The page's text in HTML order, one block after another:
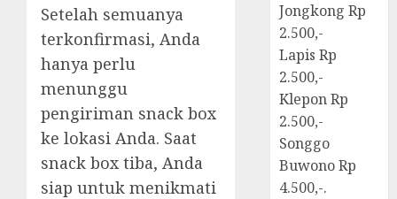
Setelah semuanya
terkonfirmasi, Anda
hanya perlu
menunggu
pengiriman snack box
ke lokasi Anda. Saat
snack box tiba, Anda
siap untuk menikmati
Jongkong Rp
2.500,-
Lapis Rp
2.500,-
Klepon Rp
2.500,-
Songgo
Buwono Rp
4.500,-.